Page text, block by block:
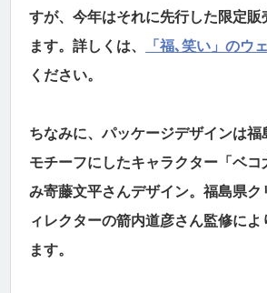
すが、今年はそれに先行した限定販
ます。詳しくは、
「福､笑い」のウ
ください。
ちなみに、パッケージデザインは福
モチーフにしたキャラクター「ベコ
み寄藤文平さんデザイン。福島県ク
ィレクターの箭内道彦さん監修に
ます。